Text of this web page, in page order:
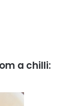
a chilli: